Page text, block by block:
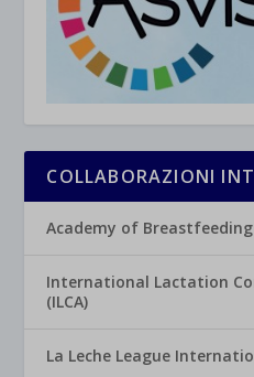
COLLABORAZIONI
Academy of Breastfeeding
International Lactation
(ILCA)
La Leche League